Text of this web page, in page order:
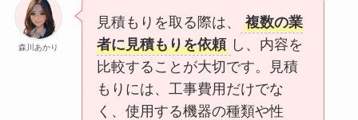
森川あかり
見積もりを取る際は、
複数の業
者に見積もりを依頼 し、内容を
比較することが大切です。見積
もりには、工事費用だけでな
く、使用する機器の種類や性